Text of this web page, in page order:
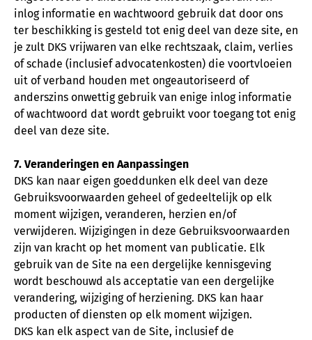
inlog informatie en wachtwoord gebruik dat door ons
ter beschikking is gesteld tot enig deel van deze site, en
je zult DKS vrijwaren van elke rechtszaak, claim, verlies
of schade (inclusief advocatenkosten) die voortvloeien
uit of verband houden met ongeautoriseerd of
anderszins onwettig gebruik van enige inlog informatie
of wachtwoord dat wordt gebruikt voor toegang tot enig
deel van deze site.
7. Veranderingen en Aanpassingen
DKS kan naar eigen goeddunken elk deel van deze
Gebruiksvoorwaarden geheel of gedeeltelijk op elk
moment wijzigen, veranderen, herzien en/of
verwijderen. Wijzigingen in deze Gebruiksvoorwaarden
zijn van kracht op het moment van publicatie. Elk
gebruik van de Site na een dergelijke kennisgeving
wordt beschouwd als acceptatie van een dergelijke
verandering, wijziging of herziening. DKS kan haar
producten of diensten op elk moment wijzigen.
DKS kan elk aspect van de Site, inclusief de